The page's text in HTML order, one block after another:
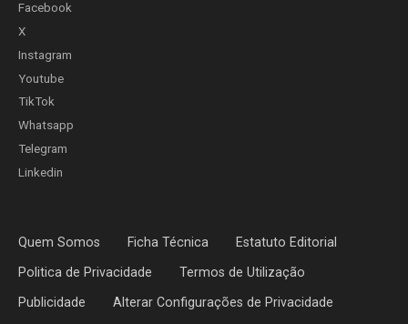
Facebook
X
Instagram
Youtube
TikTok
Whatsapp
Telegram
Linkedin
Quem Somos Ficha Técnica Estatuto Editorial
Politica de Privacidade Termos de Utilização
Publicidade Alterar Configurações de Privacidade